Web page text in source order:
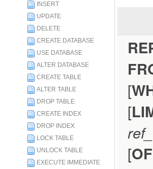
INSERT
UPDATE
DELETE
CREATE DATABASE
USE DATABASE
ALTER DATABASE
CREATE TABLE
ALTER TABLE
DROP TABLE
CREATE INDEX
DROP INDEX
LOCK TABLE
UNLOCK TABLE
EXECUTE IMMEDIATE
[
[
[